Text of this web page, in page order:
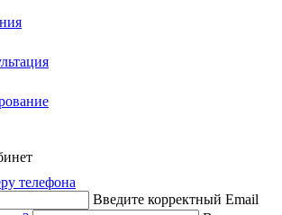
телефона
Введите корректный Email